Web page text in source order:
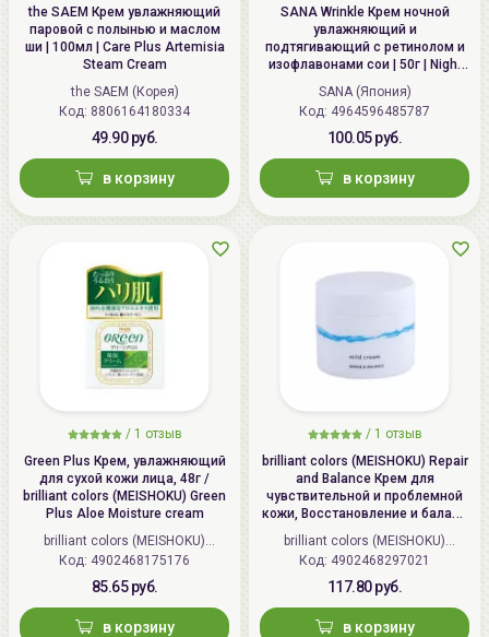
the SAEM Крем увлажняющий
паровой с полынью и маслом
ши | 100мл | Care Plus Artemisia
Steam Cream
the SAEM (Корея)
Код: 8806164180334
49.90 руб.
в корзину
SANA Wrinkle Крем ночной
увлажняющий и
подтягивающий с ретинолом и
изофлавонами сои | 50г | Night
Wrinkle Cream
SANA (Япония)
Код: 4964596485787
100.05 руб.
в корзину
/ 1 отзыв
Green Plus Крем, увлажняющий
для сухой кожи лица, 48г /
brilliant colors (MEISHOKU) Green
Plus Aloe Moisture cream
brilliant colors (MEISHOKU)
(Япония)
Код: 4902468175176
85.65 руб.
в корзину
/ 1 отзыв
brilliant colors (MEISHOKU) Repair
and Balance Крем для
чувствительной и проблемной
кожи, Восстановление и баланс
| 45г | Repair and Balance Mild
Cream
brilliant colors (MEISHOKU)
(Япония)
Код: 4902468297021
117.80 руб.
в корзину